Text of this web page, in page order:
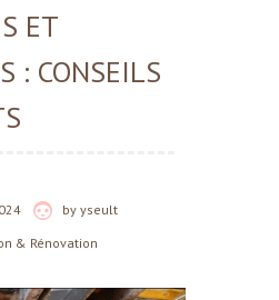
ET
: CONSEILS
by yseult
& Rénovation